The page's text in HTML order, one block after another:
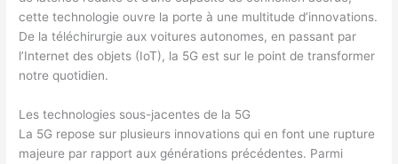
cette technologie ouvre la porte à une multitude d’innovations.
De la téléchirurgie aux voitures autonomes, en passant par
l’Internet des objets (IoT), la 5G est sur le point de transformer
notre quotidien.
Les technologies sous-jacentes de la 5G
La 5G repose sur plusieurs innovations qui en font une rupture
majeure par rapport aux générations précédentes. Parmi